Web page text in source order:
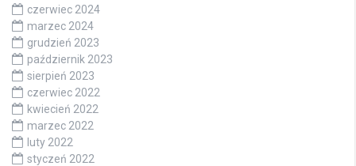
czerwiec 2024
marzec 2024
grudzień 2023
październik 2023
sierpień 2023
czerwiec 2022
kwiecień 2022
marzec 2022
luty 2022
styczeń 2022